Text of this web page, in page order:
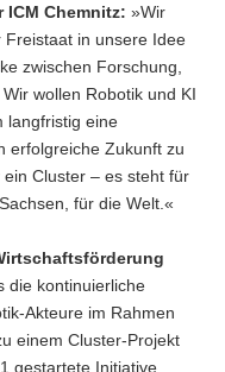
ICM Chemnitz: »Wir
in unsere Idee
zwischen Forschung,
wollen Robotik und KI
langfristig eine
erfolgreiche Zukunft zu
Cluster – es steht für
für die Welt.«
die kontinuierliche
Akteure im Rahmen
einem Cluster-Projekt
gestartete Initiative